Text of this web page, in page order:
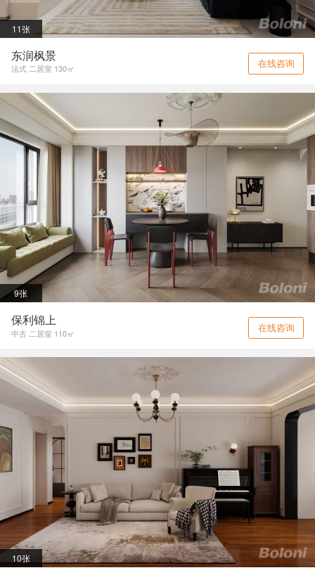
11张
东润枫景
法式 二居室 130㎡ 在线咨询
9张
保利锦上
中古 二居室 110㎡ 在线咨询
10张